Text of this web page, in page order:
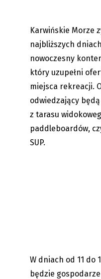
Karwińskie Morze
najbliższych
nowoczesny
który uzupełni
miejsca rekreacji.
odwiedzający
z tarasu
paddleboardów,
SUP.
Ostrawa: w
Ogólnokrajowe
W dniach od 11 do
będzie